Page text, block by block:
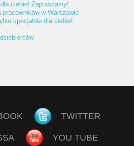
ciebie! Zapraszamy!
w Warszawie
specjalnie dla ciebie!
TWITTER
YOU TUBE